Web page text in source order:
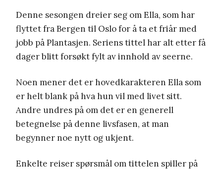
Denne sesongen dreier seg om Ella, som har
flyttet fra Bergen til Oslo for å ta et friår med
jobb på Plantasjen. Seriens tittel har alt etter få
dager blitt forsøkt fylt av innhold av seerne.
Noen mener det er hovedkarakteren Ella som
er helt blank på hva hun vil med livet sitt.
Andre undres på om det er en generell
betegnelse på denne livsfasen, at man
begynner noe nytt og ukjent.
Enkelte reiser spørsmål om tittelen spiller på